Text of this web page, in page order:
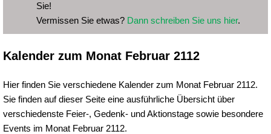
Sie!
Vermissen Sie etwas? Dann schreiben Sie uns hier.
Kalender zum Monat Februar 2112
Hier finden Sie verschiedene Kalender zum Monat Februar 2112.
Sie finden auf dieser Seite eine ausführliche Übersicht über
verschiedenste Feier-, Gedenk- und Aktionstage sowie besondere
Events im Monat Februar 2112.